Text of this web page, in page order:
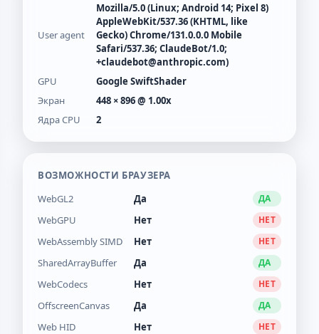
User agent
Mozilla/5.0 (Linux; Android 14; Pixel 8)
AppleWebKit/537.36 (KHTML, like
Gecko) Chrome/131.0.0.0 Mobile
Safari/537.36; ClaudeBot/1.0;
+claudebot@anthropic.com)
GPU
Google SwiftShader
Экран
448 × 896 @ 1.00x
Ядра CPU
2
ВОЗМОЖНОСТИ БРАУЗЕРА
WebGL2
Да ДА
WebGPU Нет НЕТ
WebAssembly SIMD Нет НЕТ
SharedArrayBuffer Да ДА
WebCodecs Нет НЕТ
OffscreenCanvas Да ДА
Web HID Нет НЕТ